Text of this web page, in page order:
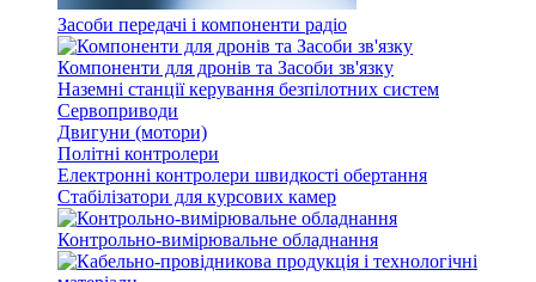
Засоби передачі і компоненти радіо
Компоненти для дронів та Засоби зв'язку
Наземні станції керування безпілотних систем
Сервоприводи
Двигуни (мотори)
Політні контролери
Електронні контролери швидкості обертання
Стабілізатори для курсових камер
Контрольно-вимірювальне обладнання